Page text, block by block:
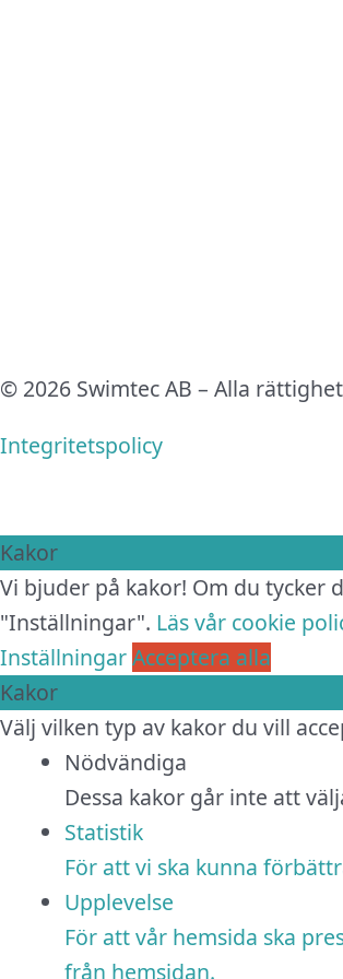
© 2026 Swimtec AB – Alla
Integritetspolicy
Kakor
Vi bjuder på kakor! Om du tycker
"Inställningar". Läs vår cookie
InställningarAcceptera alla
Kakor
Välj vilken typ av kakor du vill
Nödvändiga
Dessa kakor går inte att
Statistik
För att vi ska kunna
Upplevelse
För att vår hemsida ska
från hemsidan.